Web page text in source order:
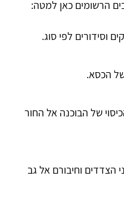
הרשומים כאן למטה:
וסידורים לפי סוג.
הכסא.
של הבוכנה אל החור
הצדדים וחיבורם אל גב